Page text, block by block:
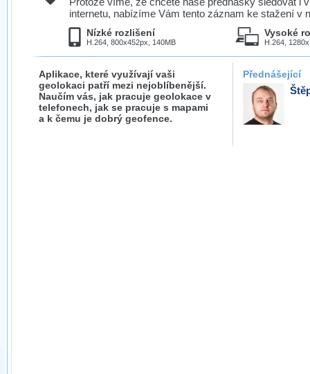
internetu, nabízíme Vám tento záznam ke stažení v
Nízké rozlišení
H.264, 800x452px, 140MB
Vysoké
H.264,
Aplikace, které využívají vaši
geolokaci patří mezi nejoblíbenější.
Naučím vás, jak pracuje geolokace v
telefonech, jak se pracuje s mapami
a k čemu je dobrý geofence.
Přednášející